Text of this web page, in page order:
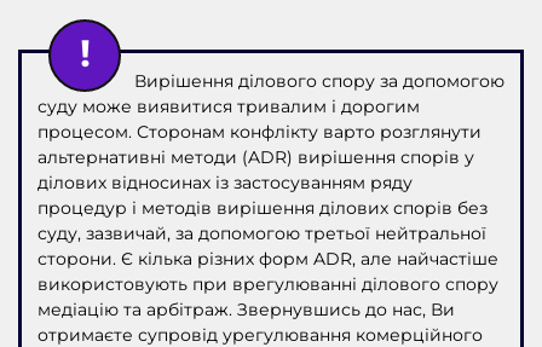
Вирішення ділового спору за допомогою
суду може виявитися тривалим і дорогим
процесом. Сторонам конфлікту варто розглянути
альтернативні методи (ADR) вирішення спорів у
ділових відносинах із застосуванням ряду
процедур і методів вирішення ділових спорів без
суду, зазвичай, за допомогою третьої нейтральної
сторони. Є кілька різних форм ADR, але найчастіше
використовують при врегулюванні ділового спору
медіацію та арбітраж. Звернувшись до нас, Ви
отримаєте супровід урегулювання комерційного